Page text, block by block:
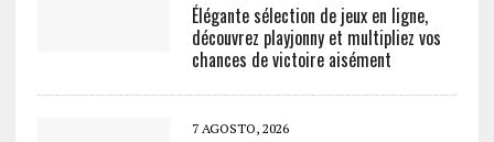
Élégante sélection de jeux en ligne,
découvrez playjonny et multipliez vos
chances de victoire aisément
7 AGOSTO, 2026